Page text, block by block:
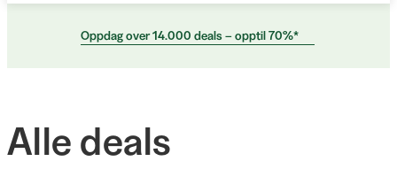
Oppdag over 14.000 deals – opptil 70%*
Alle deals